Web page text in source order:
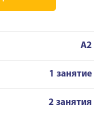
A2
1 занятие
2 занятия